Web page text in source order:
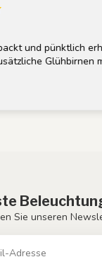
und pünktlich
Glühbirnen
Sie unseren